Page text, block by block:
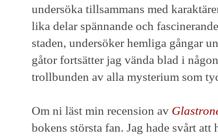
undersöka tillsammans med
lika delar spännande och
staden, undersöker hemliga gångar
gåtor fortsätter jag vända blad i
trollbunden av alla mysterium som
Om ni läst min recension av
bokens största fan. Jag hade svårt